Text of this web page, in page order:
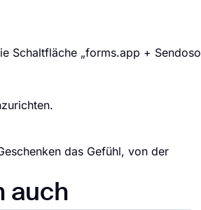
Schaltfläche „forms.app + Sendoso
das Gefühl, von der
auch